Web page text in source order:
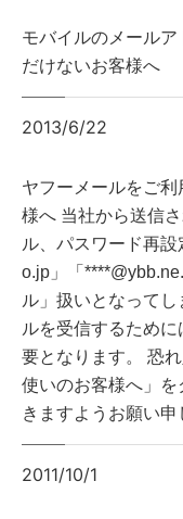
モバイルのメール
だけないお客様へ
2013/6/22
ヤフーメールをご
様へ 当社から送信
ル、パスワード再
o.jp」「
ル」扱いとなって
ルを受信するため
要となります。 恐
使いのお客様へ」
きますようお願い申
2011/10/1